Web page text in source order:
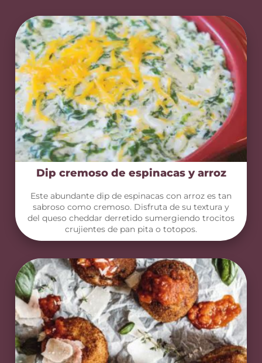
Dip cremoso de espinacas y arroz
Este abundante dip de espinacas con arroz es tan
sabroso como cremoso. Disfruta de su textura y
del queso cheddar derretido sumergiendo trocitos
crujientes de pan pita o totopos.